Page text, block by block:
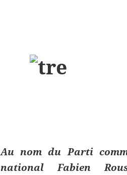
Au nom du Parti
national Fabien